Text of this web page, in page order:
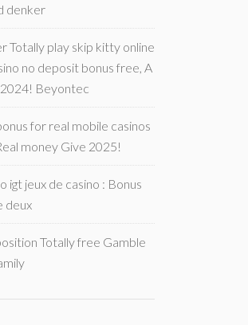
denker
Totally play skip kitty online
no deposit bonus free, A
Beyontec
for real mobile casinos
money Give 2025!
igt jeux de casino : Bonus
deux
Totally free Gamble